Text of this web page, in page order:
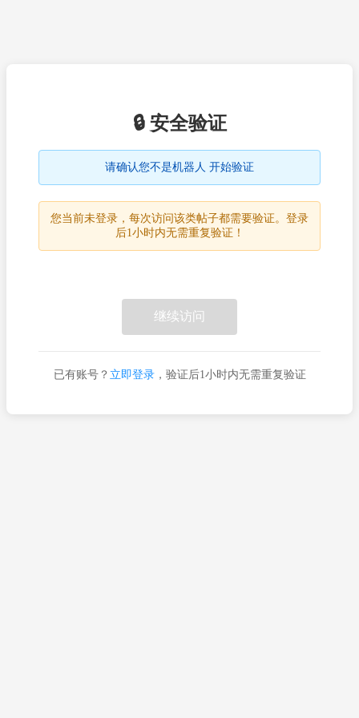
🔒 安全验证
请确认您不是机器人 开始验证
您当前未登录，每次访问该类帖子都需要验证。登录
后1小时内无需重复验证！
继续访问
已有账号？ 立即登录，验证后1小时内无需重复验证